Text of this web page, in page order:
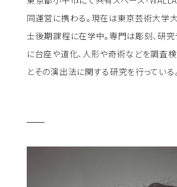
同運営に携わる。現在は東京芸術大学
士後期課程に在学中。専門は彫刻、研究
に台座や道化、人形や奇術などを調査
とその演出法に関する研究を行っている